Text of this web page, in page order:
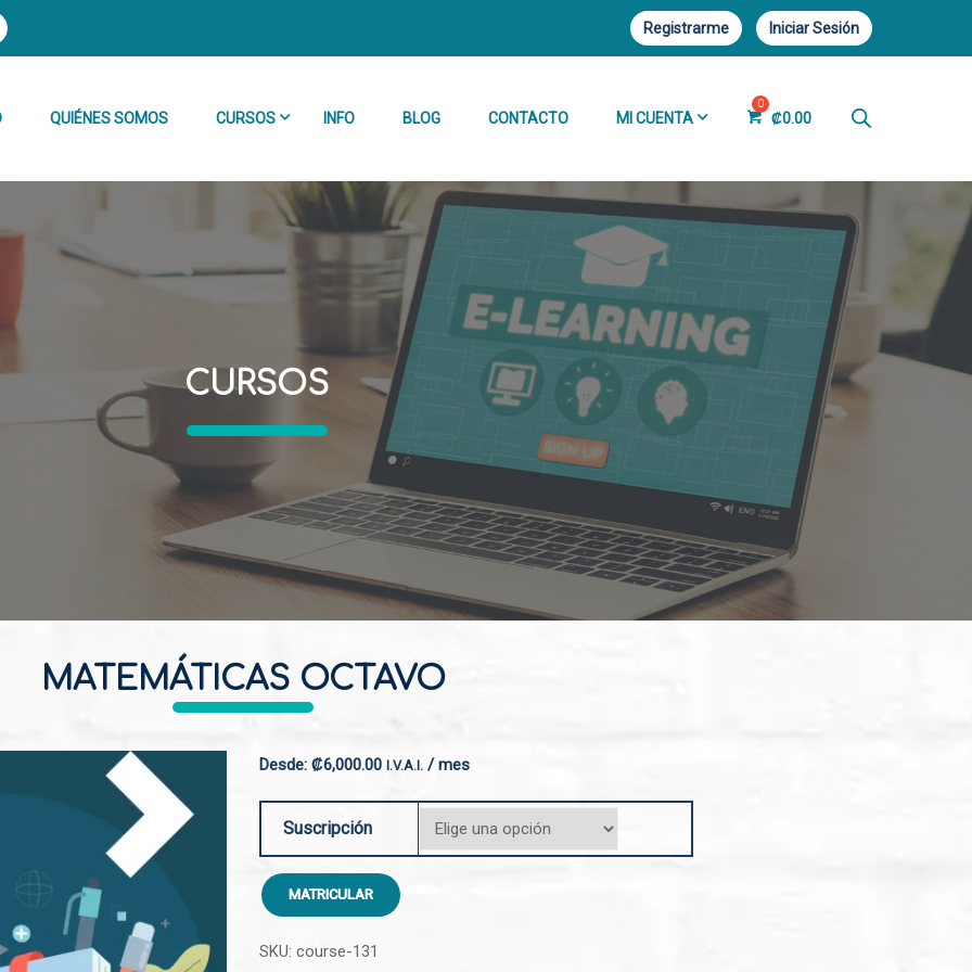
Registrarme Iniciar Sesión
QUIÉNES SOMOS CURSOS INFO BLOG CONTACTO MI CUENTA ₡0.00
CURSOS
MATEMÁTICAS OCTAVO
Desde: ₡6,000.00 I.V.A.I. / mes
Suscripción
MATRICULAR
SKU: course-131